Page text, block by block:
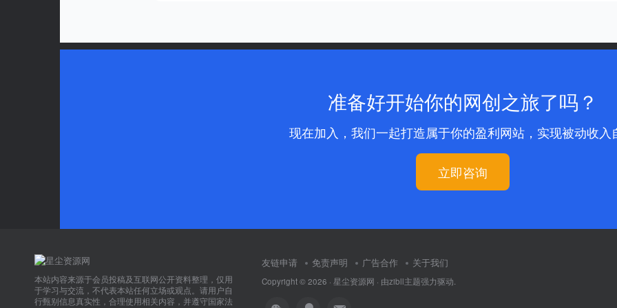
准备好开始你的网创之旅了吗？
现在加入，我们一起打造属于你的盈利网站，实现被动收入
立即咨询
本站内容来源于会员投稿及互联网公开资料整理，仅用
于学习与交流，不代表本站任何立场或观点。请用户自
行甄别信息真实性，合理使用相关内容，并遵守国家法
友链申请 免责声明 广告合作 关于我们
Copyright © 2026 · 星尘资源网 · 由zibll主题强力驱动.